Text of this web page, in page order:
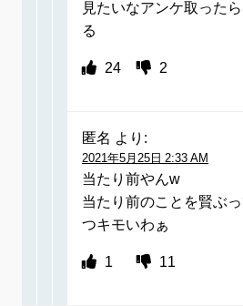
見たいなアンケ取った
る
24 2
匿名 より:
2021年5月25日 2:33 AM
当たり前やんw
当たり前のことを賢ぶ
つキモいわぁ
1 11